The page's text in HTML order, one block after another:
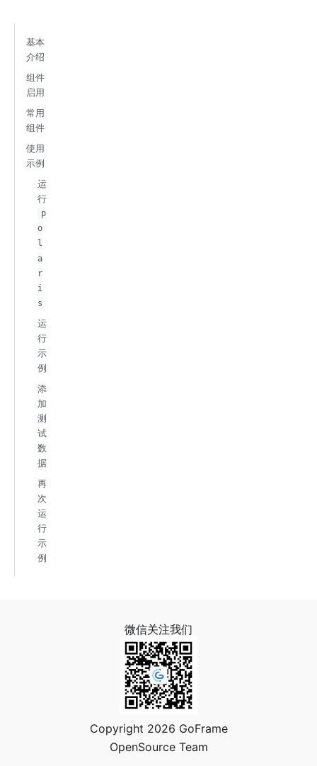
基本
介绍
组件
启用
常用
组件
使用
示例
运
行
p
o
l
a
r
i
s
运
行
示
例
添
加
测
试
数
据
再
次
运
行
示
例
微信关注我们
Copyright 2026 GoFrame
OpenSource Team